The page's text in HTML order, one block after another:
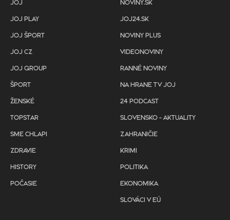
JOJ
JOJ PLAY
JOJ ŠPORT
JOJ CZ
JOJ GROUP
ŠPORT
ŽENSKÉ
TOPSTAR
SME CHLAPI
ZDRAVIE
HISTORY
POČASIE
NOVINY.SK
JOJ24.SK
NOVINY PLUS
VIDEONOVINY
RANNÉ NOVINY
NA HRANE TV JOJ
24 PODCAST
SLOVENSKO - AKTUALITY
ZAHRANIČIE
KRIMI
POLITIKA
EKONOMIKA
SLOVÁCI V EÚ